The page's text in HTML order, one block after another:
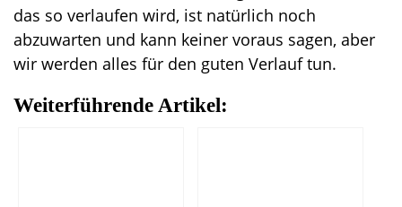
das so verlaufen wird, ist natürlich noch
abzuwarten und kann keiner voraus sagen, aber
wir werden alles für den guten Verlauf tun.
Weiterführende Artikel: